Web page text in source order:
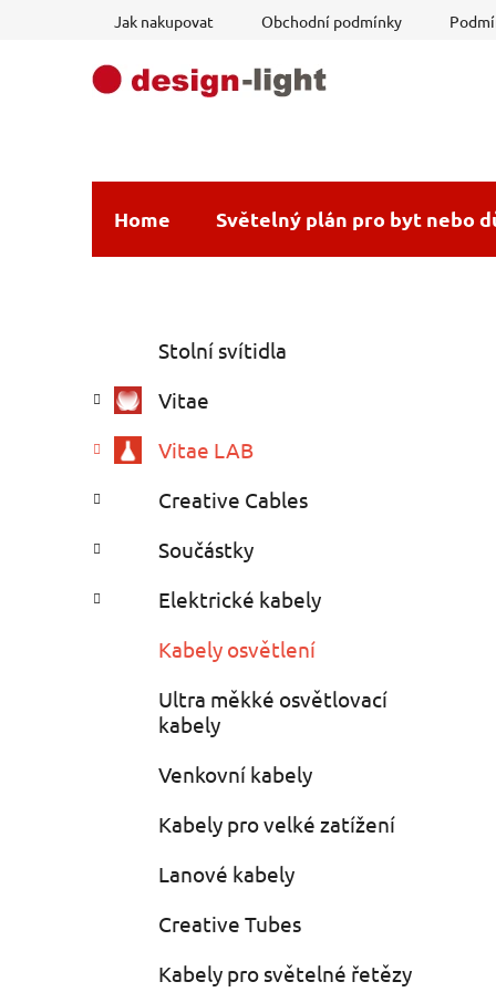
Jak nakupovat Obchodní podmínky
Home Světelný plán pro byt nebo
s
r
n
n
p
kategorie
e
o
i
Stolní svítidla
Vitae
Vitae LAB
Creative Cables
Součástky
Elektrické kabely
Kabely osvětlení
Ultra měkké osvětlovací
kabely
Venkovní kabely
Kabely pro velké zatížení
Lanové kabely
Creative Tubes
Kabely pro světelné řetězy